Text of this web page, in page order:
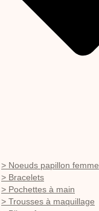
> Noeuds papillon femme
> Bracelets
> Pochettes à main
> Trousses à maquillage